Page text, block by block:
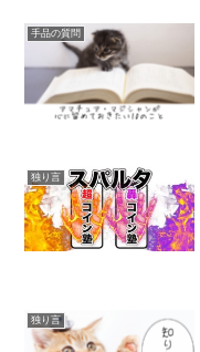
手品の質問
独り言
独り言